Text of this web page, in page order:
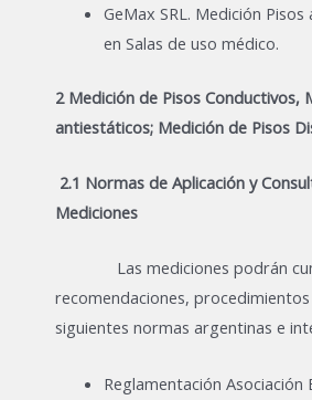
GeMax SRL. Medición
en Salas de uso médico.
2 Medición de Pisos Conductivos,
antiestáticos; Medición de Pisos
2.1 Normas de Aplicación y
Mediciones
Las mediciones podrán
recomendaciones,
siguientes normas argentinas e
Reglamentación Asociación